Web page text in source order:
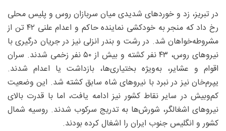
در تبریز، زد و خوردهای شدیدی میان سربازان روس و پلیس محلی
رخ داد که منجر به خودکشی نماینده حاکم و اعدام علنی ۴۲ تن از
مشروطه‌خواهان شد. در رشت و بندر انزلی نیز در جریان درگیری با
نیروهای روس، ۴۳ نفر کشته و بیش از ۵۰ نفر زخمی شدند. سران
اقوام و عشایر، به‌ویژه بختیاری‌ها، بازداشت یا اعدام شدند.
یپرم‌خان نیز در نبرد با نیروهای شاه سابق کشته شد. این وضعیت
کم‌وبیش در سایر نقاط کشور نیز ادامه یافت، اما با قدرت بالای
نیروهای اشغالگر، شورش‌ها به تدریج سرکوب شدند. روسیه شمال
کشور و انگلیس جنوب ایران را اشغال کرده بودند.